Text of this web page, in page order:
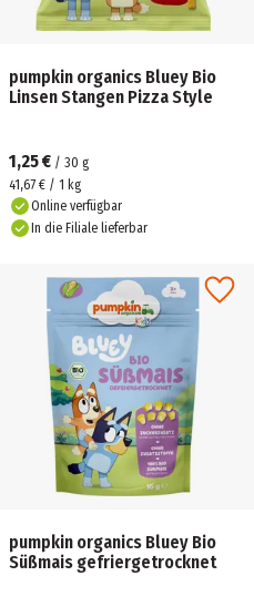
pumpkin organics Bluey Bio
Linsen Stangen Pizza Style
1,25 € / 30 g
41,67 € / 1 kg
Online verfügbar
In die Filiale lieferbar
pumpkin organics Bluey Bio
Süßmais gefriergetrocknet